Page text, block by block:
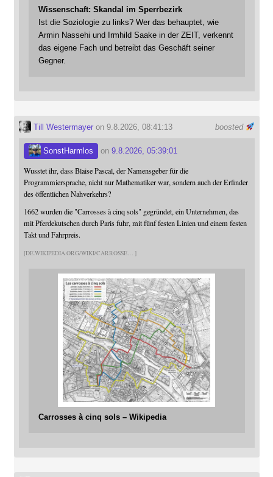
Wissenschaft: Skandal im Sperrbezirk
Ist die Soziologie zu links? Wer das behauptet, wie
Armin Nassehi und Irmhild Saake in der ZEIT, verkennt
das eigene Fach und betreibt das Geschäft seiner
Gegner.
boosted
Till Westermayeron 9.8.2026, 08:41:13
SonstHarmlos on 9.8.2026, 05:39:01
Wusstet ihr, dass Blaise Pascal, der Namensgeber für die
Programmiersprache, nicht nur Mathematiker war, sondern auch der Erfinder
des öffentlichen Nahverkehrs?
1662 wurden die "Carrosses à cinq sols" gegründet, ein Unternehmen, das
mit Pferdekutschen durch Paris fuhr, mit fünf festen Linien und einem festen
Takt und Fahrpreis.
DE.WIKIPEDIA.ORG/WIKI/CARROSSE
Carrosses à cinq sols – Wikipedia